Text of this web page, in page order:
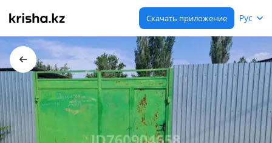
Скачать приложение Рус